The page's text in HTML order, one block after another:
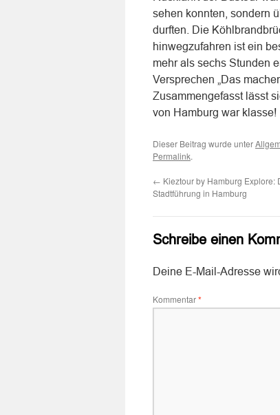
sehen konnten, sondern
durften. Die
hinwegzufahren ist ein
mehr als sechs Stunden
Versprechen „Das
Zusammengefasst lässt
von Hamburg war klasse!
Dieser Beitrag wurde unter
Permalink.
← Kieztour by Hamburg Explore:
Stadtführung in Hamburg
Schreibe einen
Deine E-Mail-Adresse
Kommentar*